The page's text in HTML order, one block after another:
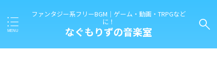
ファンタジー系フリーBGM｜ゲーム・動画・TRPGなど
に！
なぐもりずの音楽室